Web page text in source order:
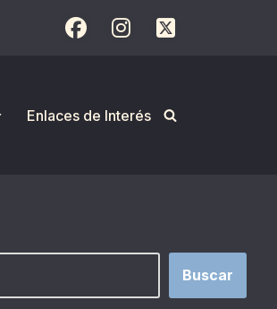
Enlaces de Interés
Buscar